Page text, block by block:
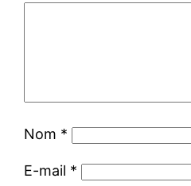
Nom *
E-mail *